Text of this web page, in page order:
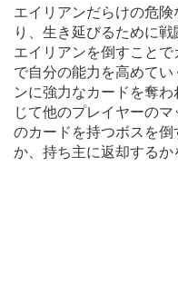
エイリアンだらけの危
り、生き延びるために戦
エイリアンを倒すこと
で自分の能力を高めて
ンに強力なカードを奪
じて他のプレイヤーの
のカードを持つボスを
か、持ち主に返却するか